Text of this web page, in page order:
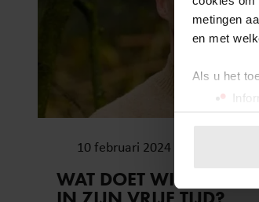
metingen
en met
Als u het
Uw
We
10 februari 2024
WAT DOET WINFRIED